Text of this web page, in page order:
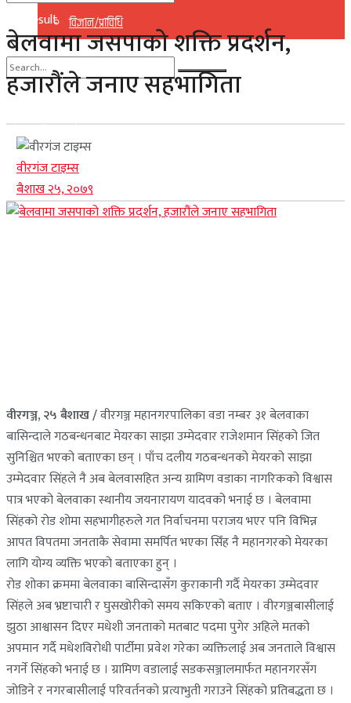
विज्ञान/प्राविधि
No Result
View All Result
No Result
View All Result
बेलवामा जसपाको शक्ति प्रदर्शन,
हजारौंले जनाए सहभागिता
वीरगंज टाइम्स
बैशाख २५, २०७९
वीरगञ्ज, २५ बैशाख /वीरगञ्ज महानगरपालिका वडा नम्बर ३१ बेलवाका
बासिन्दाले गठबन्धनबाट मेयरका साझा उम्मेदवार राजेशमान सिंहको जित
सुनिश्चित भएको बताएका छन् । पाँच दलीय गठबन्धनको मेयरको साझा
उम्मेदवार सिंहले नै अब बेलवासहित अन्य ग्रामिण वडाका नागरिकको विश्वास
पात्र भएको बेलवाका स्थानीय जयनारायण यादवको भनाई छ । बेलवामा
सिंहको रोड शोमा सहभागीहरुले गत निर्वाचनमा पराजय भएर पनि विभिन्न
आपत विपतमा जनताकै सेवामा समर्पित भएका सिँह नै महानगरको मेयरका
लागि योग्य व्यक्ति भएको बताएका हुन् ।
रोड शोका क्रममा बेलवाका बासिन्दासँग कुराकानी गर्दै मेयरका उम्मेदवार
सिंहले अब भ्रष्टाचारी र घुसखोरीको समय सकिएको बताए । वीरगञ्जबासीलाई
झुठा आश्वासन दिएर मधेशी जनताको मतबाट पदमा पुगेर अहिले मतको
अपमान गर्दै मधेशविरोधी पार्टीमा प्रवेश गरेका व्यक्तिलाई अब जनताले विश्वास
नगर्ने सिंहको भनाई छ । ग्रामिण वडालाई सडकसञ्जालमार्फत महानगरसँग
जोडिने र नगरबासीलाई परिवर्तनको प्रत्याभुती गराउने सिंहको प्रतिबद्धता छ ।